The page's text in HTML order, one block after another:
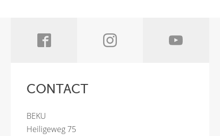
CONTACT
BEKU
Heiligeweg 75